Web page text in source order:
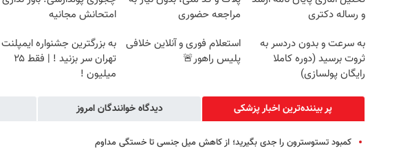
و رساله دکتری
مراجعه حضوری
امتحانش مجانیه
به سرعت و بدون دردسر به
ثروت برسید (دوره کاملا
رایگان پولسازی)
استعلام فوری و آنلاین خلافی
پلیس راهور🚨
به بزرگترین جشنواره ایمپلنت
تهران سر بزنید ! | فقط ۲۵
میلیون !
پر بیننده‌ترین اخبار پزشکی دیدگاه خوانندگان امروز
کمبود تستوسترون را جدی بگیرید؛ از کاهش میل جنسی تا خستگی مداوم